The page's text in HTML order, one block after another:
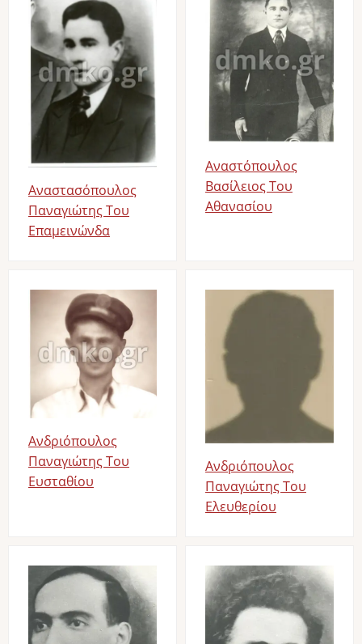
Αναστασόπουλος
Παναγιώτης Του
Επαμεινώνδα
Αναστόπουλος
Βασίλειος Του
Αθανασίου
Ανδριόπουλος
Παναγιώτης Του
Ευσταθίου
Image
Ανδριόπουλος
Παναγιώτης Του
Ελευθερίου
Image Image